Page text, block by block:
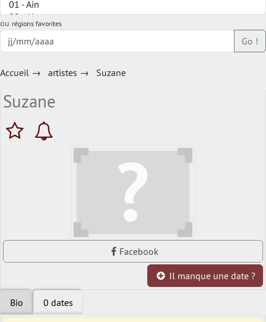
ou régions favorites
Go !
Accueil → artistes → Suzane
Suzane
Facebook
Il manque une date ?
Bio 0 dates